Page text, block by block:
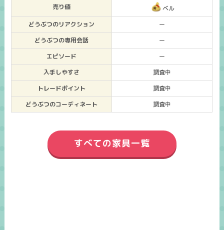
売り値
ベル
どうぶつのリアクション
ー
どうぶつの専用会話
ー
エピソード
ー
入手しやすさ
調査中
トレードポイント
調査中
どうぶつのコーディネート
調査中
すべての家具一覧